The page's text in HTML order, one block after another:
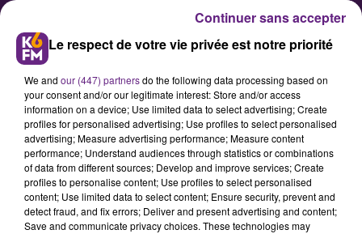
« Food music festival », J-5 :
rencontre avec l’enseigne «
Columbus café »
Le respect de votre vie privée est notre priorité
We and our (447) partnersdo the following data processing based on
your consent and/or our legitimate interest: Store and/or access
information on a device; Use limited data to select advertising; Create
profiles for personalised advertising; Use profiles to select personalised
advertising; Measure advertising performance; Measure content
performance; Understand audiences through statistics or combinations
of data from different sources; Develop and improve services; Create
profiles to personalise content; Use profiles to select personalised
content; Use limited data to select content; Ensure security, prevent and
detect fraud, and fix errors; Deliver and present advertising and content;
Save and communicate privacy choices. These technologies may
Continuer sans accepter